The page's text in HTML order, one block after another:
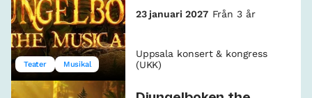
Teater Musikal
23 januari 2027 Från 3 år
Uppsala konsert & kongress
(UKK)